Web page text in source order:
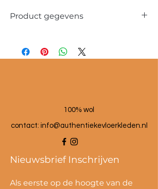
Product gegevens
Maat poef: 60x60x25 cm
100% wol
contact: info@authentiekevloerkleden.nl
Nieuwsbrief Inschrijven
Als eerste op de hoogte van de